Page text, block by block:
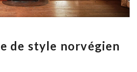
de style norvégien